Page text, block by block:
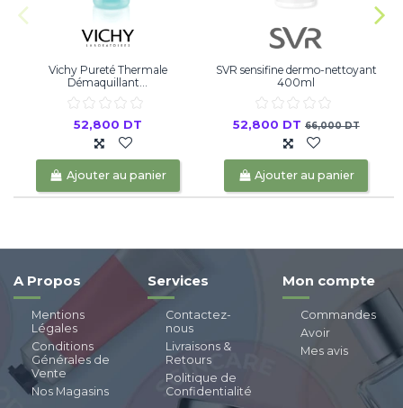
Vichy Pureté Thermale
Démaquillant...
52,800 DT
Ajouter au panier
SVR sensifine dermo-nettoyant
400ml
52,800 DT 66,000 DT
Ajouter au panier
A Propos
Mentions
Légales
Conditions
Générales de
Vente
Nos Magasins
Services
Contactez-
nous
Livraisons &
Retours
Politique de
Confidentialité
Mon compte
Commandes
Avoir
Mes avis